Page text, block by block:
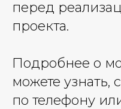
перед
проекта.
Подробнее о
можете узнать,
по телефону